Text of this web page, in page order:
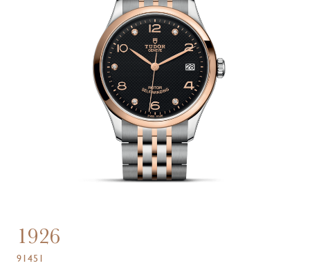
1926
91451